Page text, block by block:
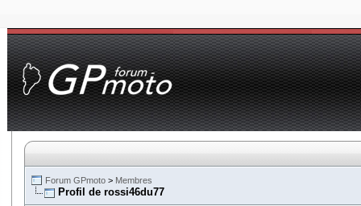
Forum GPmoto > Membres
Profil de rossi46du77